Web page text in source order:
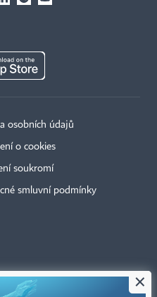
osobních údajů
o cookies
soukromí
smluvní podmínky
×